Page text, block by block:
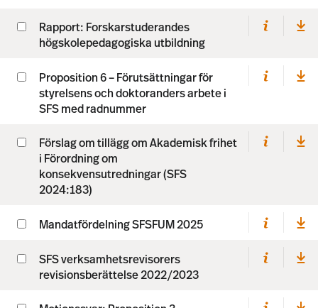
Rapport: Forskarstuderandes
högskolepedagogiska utbildning
Proposition 6 – Förutsättningar för
styrelsens och doktoranders arbete i
SFS med radnummer
Förslag om tillägg om Akademisk frihet
i Förordning om
konsekvensutredningar (SFS
2024:183)
Mandatfördelning SFSFUM 2025
SFS verksamhetsrevisorers
revisionsberättelse 2022/2023